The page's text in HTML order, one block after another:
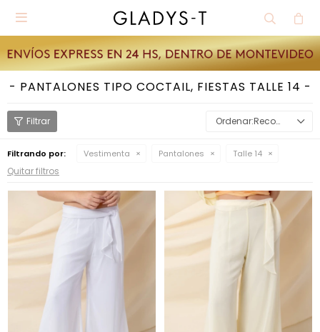

PANTALONES TIPO COCTAIL, FIESTAS TALLE 14
Recomendados
Filtrando por: Vestimenta Pantalones Talle 14
Quitar filtros